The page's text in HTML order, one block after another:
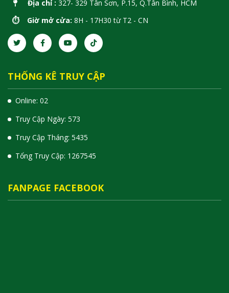
Địa chỉ : 327- 329 Tân Sơn, P.15, Q.Tân Bình, HCM
⏱️ Giờ mở cửa: 8H - 17H30 từ T2 - CN
THỐNG KÊ TRUY CẬP
Online: 02
Truy Cập Ngày: 573
Truy Cập Tháng: 5435
Tổng Truy Cập: 1 267545
FANPAGE FACEBOOK